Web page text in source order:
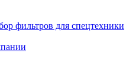
фильтров для спецтехники